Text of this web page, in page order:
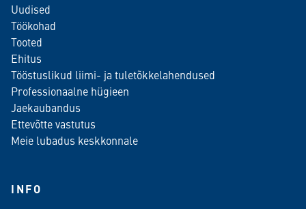
Uudised
Töökohad
Tooted
Ehitus
Tööstuslikud liimi- ja tuletõkkelahendused
Professionaalne hügieen
Jaekaubandus
Ettevõtte vastutus
Meie lubadus keskkonnale
INFO